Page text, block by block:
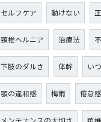
セルフケア 動けない
頸椎ヘルニア 治療法
下肢のダルさ 体幹 い
顎の違和感 梅雨 倦怠感